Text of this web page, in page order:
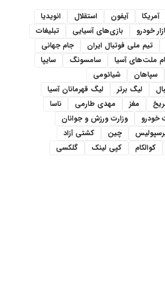
آمریکا آیفون استقلال
انویدیا
خودرو بازی‌های آسیایی
تبلیغات
تیم ملی فوتبال ایران
جام جهانی
ملت‌های آسیا سامسونگ
سایپا
سپاهان
شیائومی
لیگ برتر
لیگ قهرمانان آسیا
مغز مهدی طارمی
ناسا
خودرو
وزارت ورزش و جوانان
چین
کشتی آزاد
کوالکام کپی لینک
گلکسی